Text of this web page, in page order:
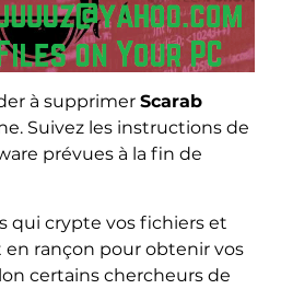
à supprimer Scarab
Suivez les instructions de
prévues à la fin de
qui crypte vos fichiers et
rançon pour obtenir vos
certains chercheurs de